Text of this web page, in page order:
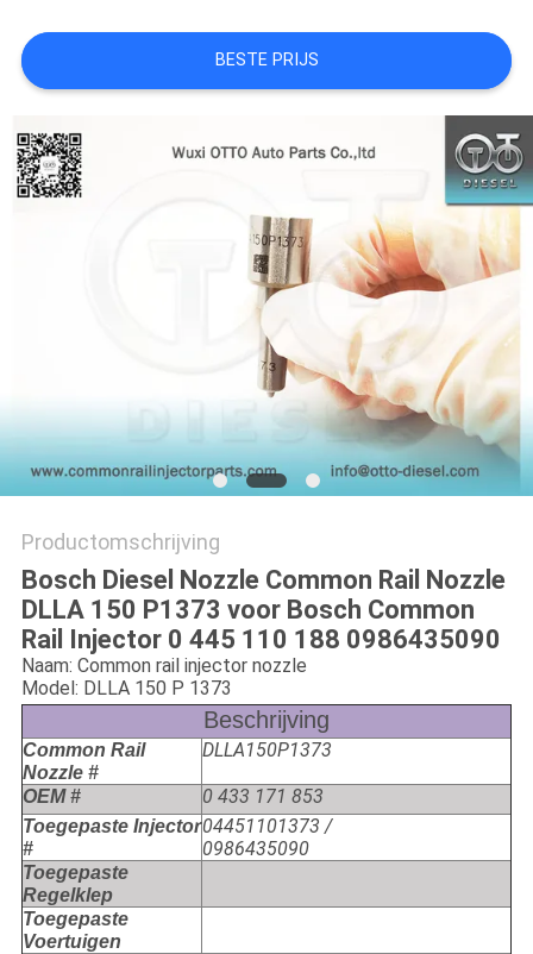
GEVALLEN
SITEMAP
PRIVACY
BESTE PRIJS
Productomschrijving
Bosch Diesel Nozzle Common Rail Nozzle
DLLA 150 P1373 voor Bosch Common
Rail Injector 0 445 110 188 0986435090
Naam: Common rail injector nozzle
Model: DLLA 150 P 1373
Beschrijving
Common Rail
Nozzle #
DLLA150P1373
OEM # 0 433 171 853
Toegepaste Injector
#
04451101373 /
0986435090
Toegepaste
Regelklep
Toegepaste
Voertuigen